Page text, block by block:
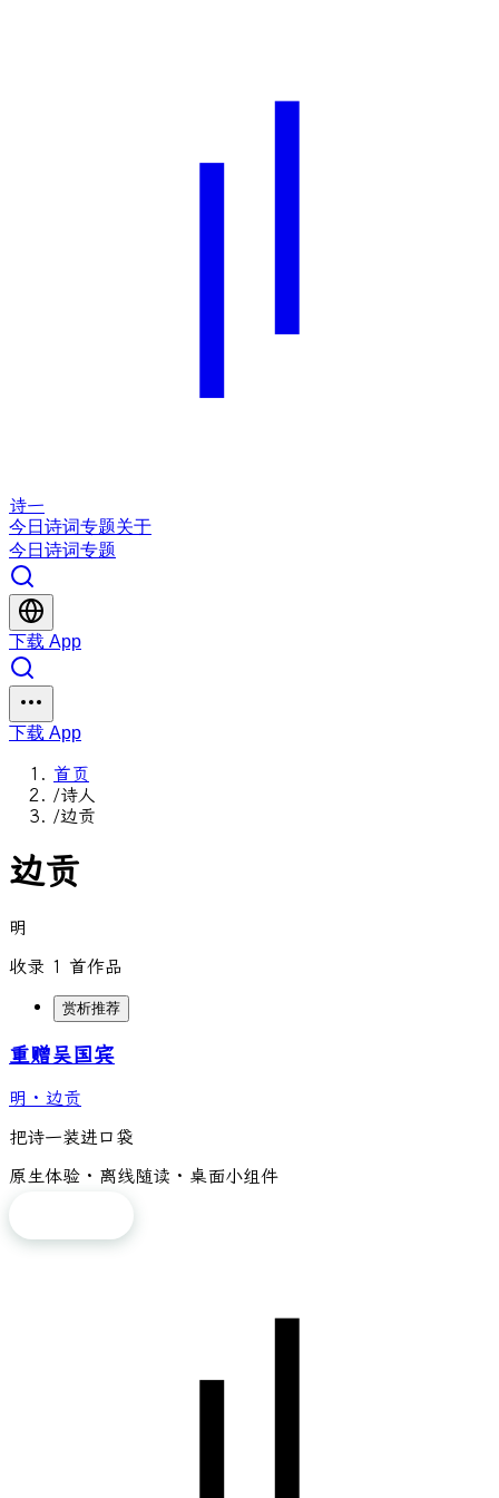
诗一
今日 诗词专题关于
今日 诗词专题
下载 App
下载 App
首页
/诗人
/边贡
边贡
明
收录 1 首作品
赏析推荐
重赠吴国宾
明 · 边贡
把诗一装进口袋
原生体验 · 离线随读 · 桌面小组件